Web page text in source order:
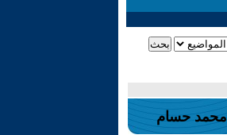
محمد حسام